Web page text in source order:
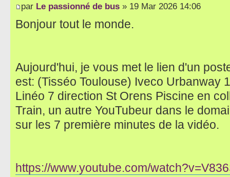
par Le passionné de bus » 19 Mar 2026 14:06
Bonjour tout le monde.
Aujourd'hui, je vous met le lien d'un
est: (Tisséo Toulouse) Iveco Urbanway
Linéo 7 direction St Orens Piscine en
Train, un autre YouTubeur dans le
sur les 7 première minutes de la vidéo.
https://www.youtube.com/